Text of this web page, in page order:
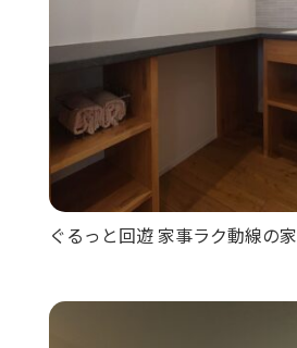
ぐるっと回遊 家事ラク動線の家